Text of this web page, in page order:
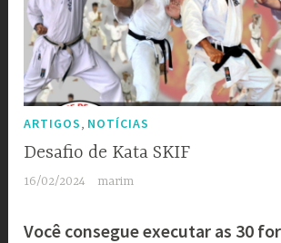
ARTIGOS, NOTÍCIAS
Desafio de Kata SKIF
16/02/2024 marim
Você consegue executar as 30